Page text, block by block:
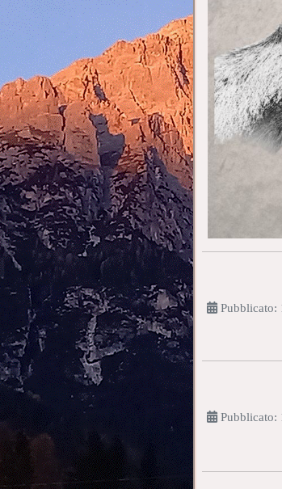
Pubblicato:
Pubblicato: